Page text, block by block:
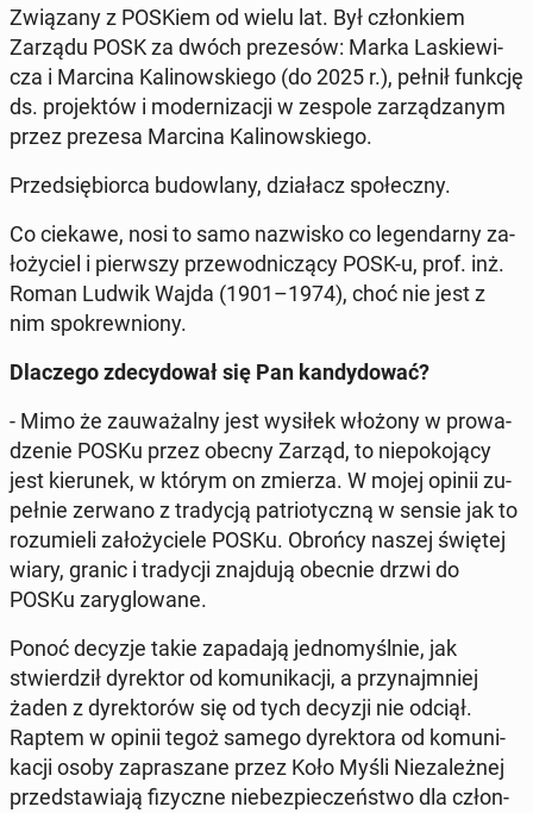
Zwią­za­ny z POSKiem od wielu lat. Był człon­kiem
Zarządu POSK za dwóch pre­ze­sów: Marka La­skie­wi­
cza i Marcina Ka­li­now­skie­go (do 2025 r.), pełnił funkcję
ds. pro­jek­tów i mo­der­ni­za­cji w zespole za­rzą­dza­nym
przez prezesa Marcina Ka­li­now­skie­go.
Przed­się­bior­ca bu­dow­la­ny, dzia­łacz spo­łecz­ny.
Co ciekawe, nosi to samo na­zwi­sko co le­gen­dar­ny za­
ło­ży­ciel i pierw­szy prze­wod­ni­czą­cy POSK-u, prof. inż.
Roman Ludwik Wajda (1901–1974), choć nie jest z
nim spo­krew­nio­ny.
Dla­cze­go zde­cy­do­wał się Pan kan­dy­do­wać?
- Mimo że za­uwa­żal­ny jest wysiłek włożony w pro­wa­
dze­nie POSKu przez obecny Zarząd, to nie­po­ko­ją­cy
jest kie­ru­nek, w którym on zmierza. W mojej opinii zu­
peł­nie zerwano z tra­dy­cją pa­trio­tycz­ną w sensie jak to
ro­zu­mie­li za­ło­ży­cie­le POSKu. Obrońcy naszej świętej
wiary, granic i tra­dy­cji znaj­du­ją obecnie drzwi do
POSKu za­ry­glo­wa­ne.
Ponoć decyzje takie za­pa­da­ją jed­no­myśl­nie, jak
stwier­dził dy­rek­tor od ko­mu­ni­ka­cji, a przy­naj­mniej
żaden z dy­rek­to­rów się od tych decyzji nie odciął.
Raptem w opinii tegoż samego dy­rek­to­ra od ko­mu­ni­
ka­cji osoby za­pra­sza­ne przez Koło Myśli Nie­za­leż­nej
przed­sta­wia­ją fi­zycz­ne nie­bez­pie­czeń­stwo dla człon­